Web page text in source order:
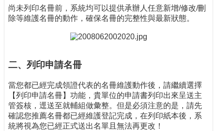
尚未列印名冊前，系統均可以提供承辦人任意新增/修改/刪
除等維護名冊的動作，確保名冊的完整性與最新狀態。
二、列印申請名冊
當您都已經完成領證代表的名冊維護動作後，請繼續選擇
【列印申請名冊】功能，貴單位的申請書列印出來呈送主
管簽核，逕送至就輔組做彙整。但是必須注意的是，請先
確認您推薦名冊都已經維護登記完成，在列印紙本後，系
統將視為您已經正式送出名單且無法再更改！